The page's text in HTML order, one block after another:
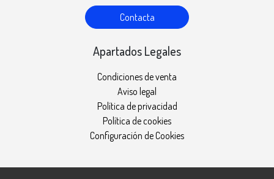
Contacta
Apartados Legales
Condiciones de venta
Aviso legal
Política de privacidad
Política de cookies
Configuración de Cookies